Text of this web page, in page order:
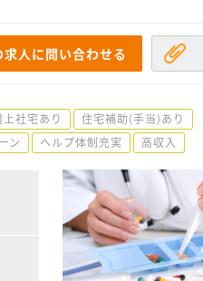
求人に問い合わせる
上社宅あり
住宅補助(手当)あり
ン ヘルプ体制充実 高収入